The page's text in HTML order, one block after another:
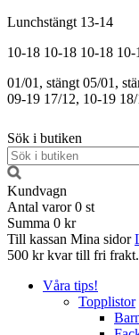
Lunchstängt 13-14
10-18 10-18 10-18 10-
01/01, stängt 05/01,
09-19 17/12, 10-19
Sök i butiken
Kundvagn
Antal varor 0 st
Summa 0 kr
Till kassan Mina sidor
500 kr kvar till fri frakt.
Våra tips!
Topplistor